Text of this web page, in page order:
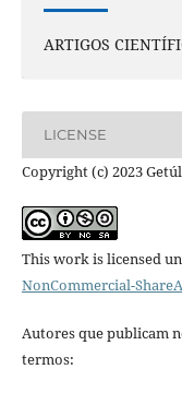
ARTIGOS
LICENSE
Copyright (c) 2023
This work is licensed
NonCommercial-
Autores que publicam
termos: